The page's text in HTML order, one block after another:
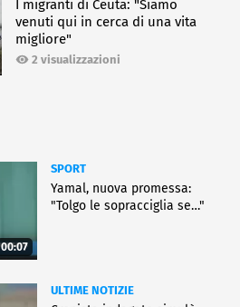
I migranti di Ceuta: "Siamo
venuti qui in cerca di una vita
migliore"
2 visualizzazioni
00:07
SPORT
Yamal, nuova promessa:
"Tolgo le sopracciglia se…"
ULTIME NOTIZIE